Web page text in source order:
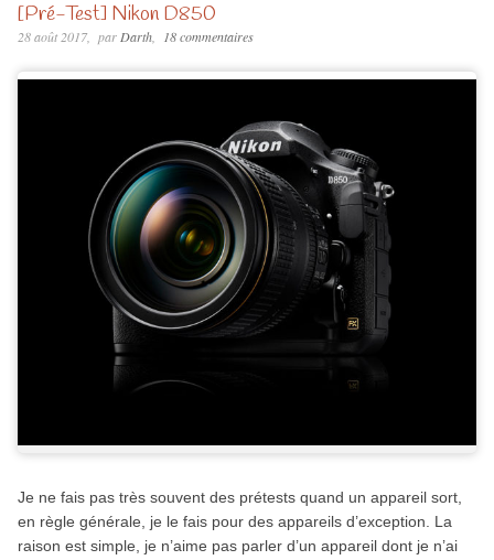
[Pré-Test] Nikon D850
28 août 2017 parDarth 18 commentaires
Je ne fais pas très souvent des prétests quand un appareil sort,
en règle générale, je le fais pour des appareils d’exception. La
raison est simple, je n’aime pas parler d’un appareil dont je n’ai